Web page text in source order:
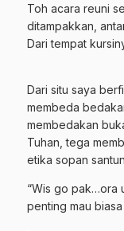
Toh acara reuni
ditampakkan,
Dari tempat
Dari situ saya
membeda
membedakan
Tuhan, tega
etika sopan
“Wis go pak…ora
penting mau